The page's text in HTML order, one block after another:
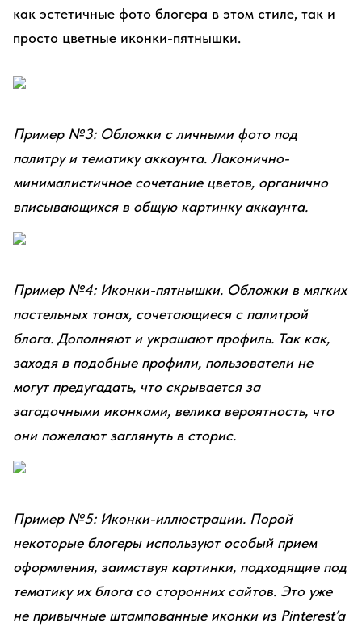
как эстетичные фото блогера в этом стиле, так и
просто цветные иконки-пятнышки.
Пример №3: Обложки с личными фото под
палитру и тематику аккаунта. Лаконично-
минималистичное сочетание цветов, органично
вписывающихся в общую картинку аккаунта.
Пример №4: Иконки-пятнышки. Обложки в мягких
пастельных тонах, сочетающиеся с палитрой
блога. Дополняют и украшают профиль. Так как,
заходя в подобные профили, пользователи не
могут предугадать, что скрывается за
загадочными иконками, велика вероятность, что
они пожелают заглянуть в сторис.
Пример №5: Иконки-иллюстрации. Порой
некоторые блогеры используют особый прием
оформления, заимствуя картинки, подходящие под
тематику их блога со сторонних сайтов. Это уже
не привычные штампованные иконки из Pinterest’a